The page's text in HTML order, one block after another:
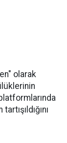
olarak